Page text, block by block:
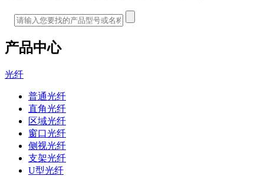
产品中心
光纤
普通光纤
直角光纤
区域光纤
窗口光纤
侧视光纤
支架光纤
U型光纤